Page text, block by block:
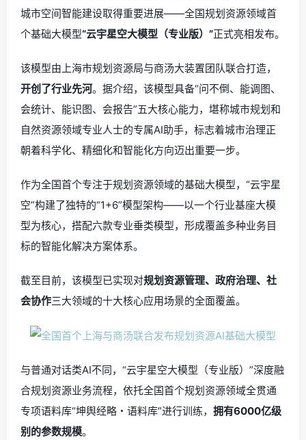
城市空间智能建设取得重要进展——全国规划资源领域首
个基础大模型“云宇星空大模型（专业版）”正式亮相发布。
该模型由上海市规划资源局与商汤大装置团队联合打造，
开创了行业先河。据介绍，该模型具备“问不倒、能调图、
会统计、能识图、会报告”五大核心能力，堪称城市规划和
自然资源领域专业人士的专属AI助手，标志着城市治理正
朝着科学化、精细化和智能化方向迈出重要一步。
作为全国首个专注于规划资源领域的基础大模型，“云宇星
空”构建了独特的“1+6”模型架构——以一个行业基座大模
型为核心，搭配六款专业垂类模型，形成覆盖多种业务目
标的智能化解决方案体系。
截至目前，该模型已实现对规划资源管理、政府治理、社
会协作三大领域的十大核心应用场景的全面覆盖。
与普通对话类AI不同，“云宇星空大模型（专业版）”深度融
合规划资源业务流程，依托全国首个规划资源领域全贯通
专项语料库“坤舆经略・语料库”进行训练， 拥有6000亿级
别的参数规模。